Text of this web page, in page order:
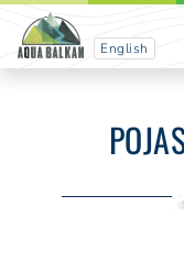
English